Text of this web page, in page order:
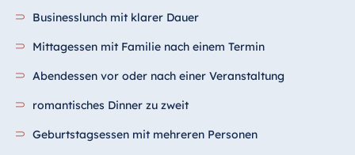
Businesslunch mit klarer Dauer
Mittagessen mit Familie nach einem Termin
Abendessen vor oder nach einer Veranstaltung
romantisches Dinner zu zweit
Geburtstagsessen mit mehreren Personen